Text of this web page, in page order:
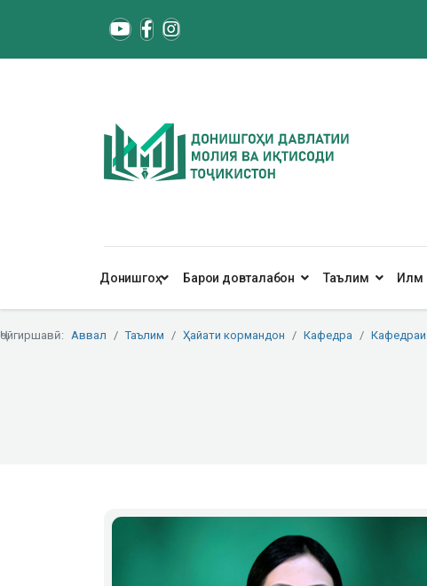
Донишгоҳ Барои довталабон Таълим Илм
Ҷойгиршавӣ: Аввал Таълим Ҳайати кормандон Кафедра